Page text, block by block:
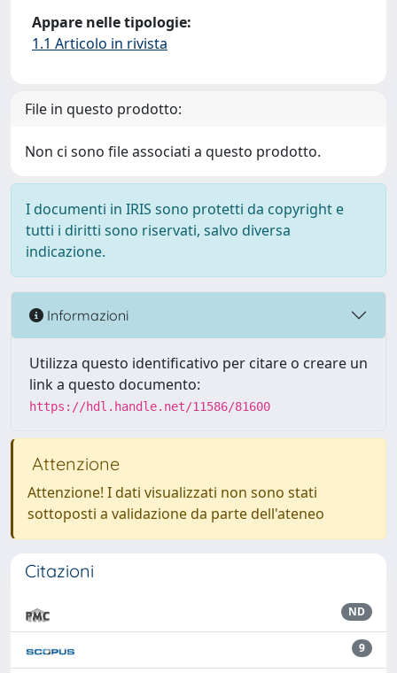
Appare nelle tipologie:
1.1 Articolo in rivista
File in questo prodotto:
Non ci sono file associati a questo prodotto.
I documenti in IRIS sono protetti da copyright e
tutti i diritti sono riservati, salvo diversa
indicazione.
Informazioni
Utilizza questo identificativo per citare o creare un
link a questo documento:
https://hdl.handle.net/11586/81600
Attenzione
Attenzione! I dati visualizzati non sono stati
sottoposti a validazione da parte dell'ateneo
Citazioni
ND
9